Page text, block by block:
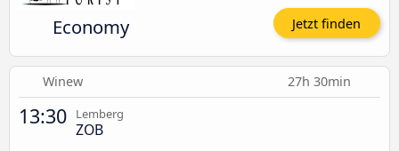
Economy Jetzt finden
Winew 27h 30min
13:30 Lemberg
ZOB